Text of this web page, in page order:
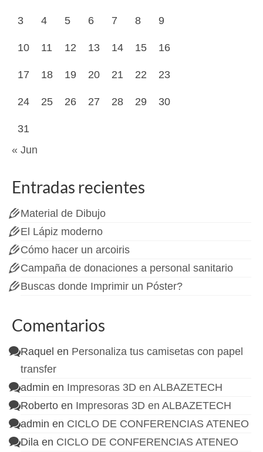
3 4 5 6 7 8 9
10 11 12 13 14 15 16
17 18 19 20 21 22 23
24 25 26 27 28 29 30
31
« Jun
Entradas recientes
Material de Dibujo
El Lápiz moderno
Cómo hacer un arcoiris
Campaña de donaciones a personal sanitario
Buscas donde Imprimir un Póster?
Comentarios
Raquel en Personaliza tus camisetas con papel
transfer
admin en Impresoras 3D en ALBAZETECH
Roberto en Impresoras 3D en ALBAZETECH
admin en CICLO DE CONFERENCIAS ATENEO
Dila en CICLO DE CONFERENCIAS ATENEO